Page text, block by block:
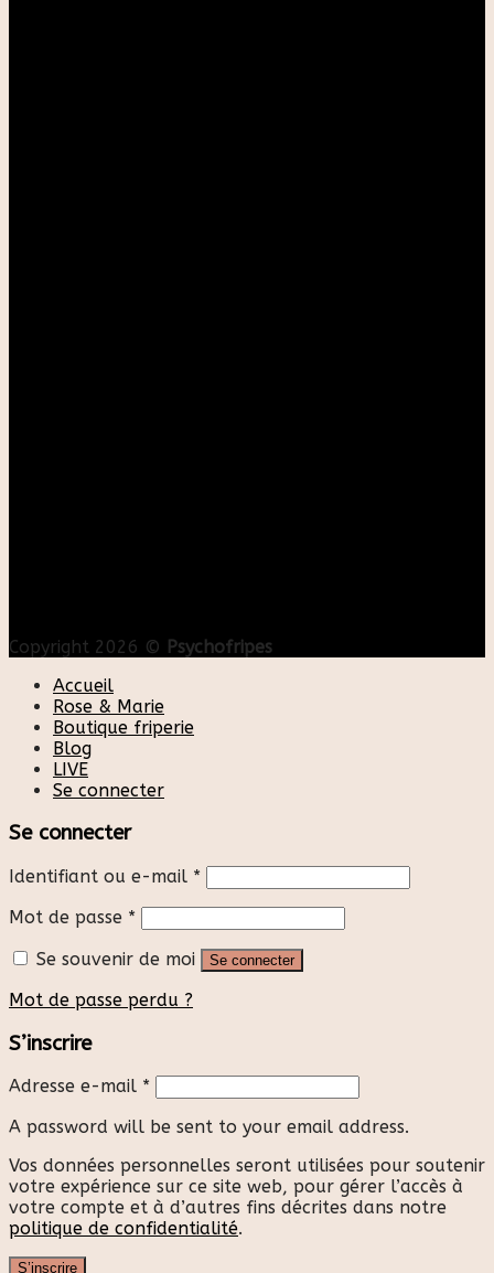
Copyright 2026 © Psychofripes
Accueil
Rose & Marie
Boutique friperie
Blog
LIVE
Se connecter
Se connecter
Identifiant ou e-mail *
Mot de passe *
Se souvenir de moi
Se connecter
Mot de passe perdu ?
S’inscrire
Adresse e-mail *
A password will be sent to your email address.
Vos données personnelles seront utilisées pour soutenir
votre expérience sur ce site web, pour gérer l’accès à
votre compte et à d’autres fins décrites dans notre
politique de confidentialité.
S’inscrire